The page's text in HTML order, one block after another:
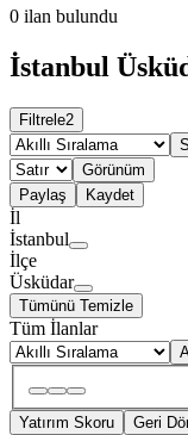
0 ilan bulundu
İstanbul
Filtrele2
Görünüm
Paylaş
Kaydet
İl
İstanbul
İlçe
Üsküdar
Tümünü Temizle
Tüm İlanlar
Yatırım Skoru Geri